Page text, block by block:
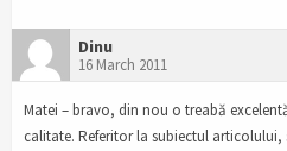
Dinu
16 March 2011
Matei – bravo, din nou o treabă
calitate. Referitor la subiectul articolului,